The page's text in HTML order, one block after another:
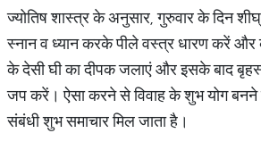
ज्योतिष शास्त्र के अनुसार, गुरुवार के दिन
स्नान व ध्यान करके पीले वस्त्र धारण करें
के देसी घी का दीपक जलाएं और इसके बाद
जप करें। ऐसा करने से विवाह के शुभ योग बनने
संबंधी शुभ समाचार मिल जाता है।